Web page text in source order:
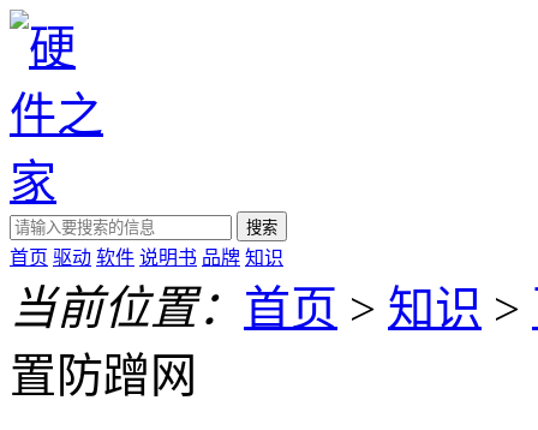
搜索
首页 驱动 软件 说明书 品牌 知识
当前位置： 首页 > 知识 >
置防蹭网